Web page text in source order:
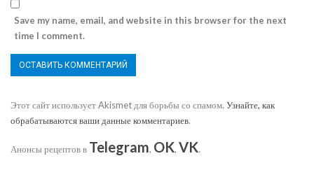
Save my name, email, and website in this browser for the next
time I comment.
Этот сайт использует Akismet для борьбы со спамом. Узнайте, как
обрабатываются ваши данные комментариев.
Анонсы рецептов в Telegram, OK, VK.